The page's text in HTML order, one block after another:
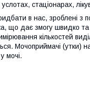
стаціонарах,
в нас, зроблені з
що дає змогу швидко
кількостей
Мочоприймачі (утки)
мoчі.